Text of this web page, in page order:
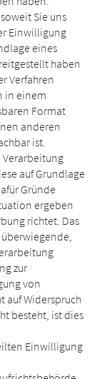
Sie uns
Einwilligung
eines
haben
Verfahren
in einem
Format
anderen
ist.
Verarbeitung
auf Grundlage
Gründe
ergeben
richtet. Das
zur
von
auf Widerspruch
besteht, ist dies
Einwilligung